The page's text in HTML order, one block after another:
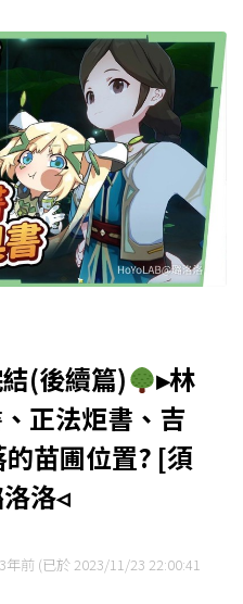
結(後續篇)
▸林
正法炬書、吉
苗圃位置? [須
洛◃
3年前 (已於 2023/11/23 22:00:41